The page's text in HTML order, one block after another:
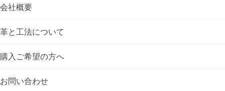
会社概要
革と工法について
購入ご希望の方へ
お問い合わせ